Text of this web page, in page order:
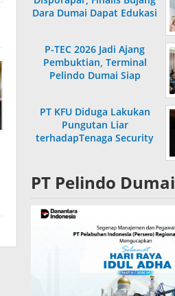
Dara Dumai Dapat Edukasi
P-TEC 2026 Jadi Ajang
Pembuktian, Terminal
Pelindo Dumai Siap
PT KFU Diduga Lakukan
Pungutan Liar
terhadapTenaga Security
PT Pelindo Dumai